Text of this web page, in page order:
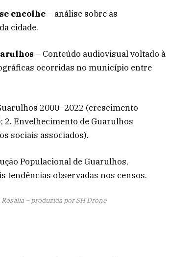
encolhe– análise sobre as
cidade.
– Conteúdo audiovisual voltado à
ocorridas no município entre
2000–2022 (crescimento
2. Envelhecimento de Guarulhos
sociais associados).
Populacional de Guarulhos,
tendências observadas nos censos.
– produzida por SH Drone